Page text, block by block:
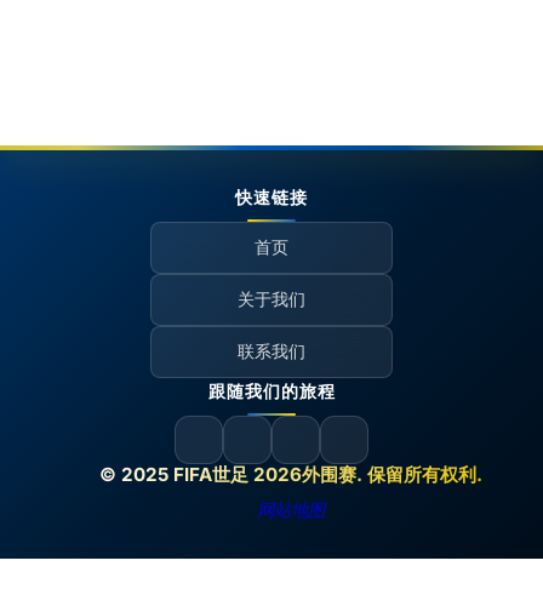
© 2025 FIFA世足 2026外围赛. 保留所有权利.
网站地图
快速链接
首页
关于我们
联系我们
跟随我们的旅程